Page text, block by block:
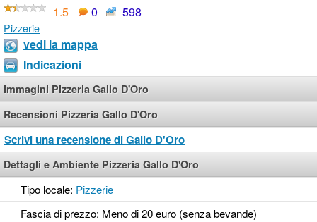
1.5
0 598
Pizzerie
vedi la mappa
Indicazioni
Immagini Pizzeria Gallo D'Oro
Recensioni Pizzeria Gallo D'Oro
Scrivi una recensione di Gallo D'Oro
Dettagli e Ambiente Pizzeria Gallo D'Oro
Tipo locale: Pizzerie
Fascia di prezzo: Meno di 20 euro (senza bevande)